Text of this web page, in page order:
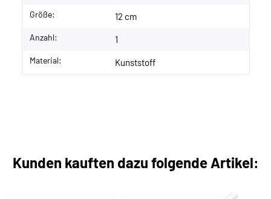
Größe: 12 cm
Anzahl: 1
Material: Kunststoff
Kunden kauften dazu folgende Artikel: